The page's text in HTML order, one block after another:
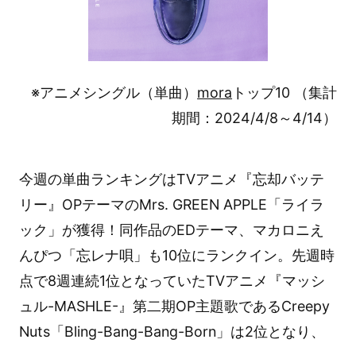
※アニメシングル（単曲） mora トップ10 （集計
期間：2024/4/8～4/14）
今週の単曲ランキングはTVアニメ『忘却バッテ
リー』OPテーマのMrs. GREEN APPLE「ライラ
ック」が獲得！同作品のEDテーマ、マカロニえ
んぴつ「忘レナ唄」も10位にランクイン。先週時
点で8週連続1位となっていたTVアニメ『マッシ
ュル-MASHLE-』第二期OP主題歌であるCreepy
Nuts「Bling-Bang-Bang-Born」は2位となり、